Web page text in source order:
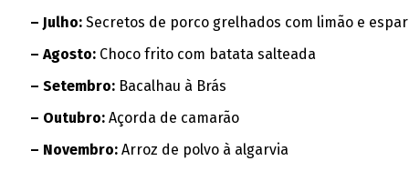
– Julho:Secretos de porco grelhados com limão e
– Agosto:Choco frito com batata salteada
– Setembro: Bacalhau à Brás
– Outubro:Açorda de camarão
– Novembro:Arroz de polvo à algarvia